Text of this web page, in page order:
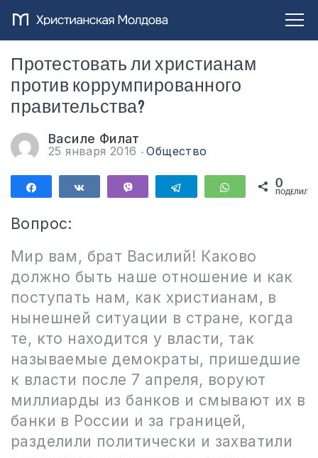
Протестовать ли христианам
против коррумпированного
правительства?
Василе Филат
25 января 2016 Общество
ПоделитьсяПоделиться Telegram WhatsApp
0
Вопрос:
Мир вам, брат Василий! Каково
должно быть наше отношение и как
поступать нам, как христианам, в
нынешней ситуации в стране, когда
те, кто находится у власти, так
называемые демократы, пришедшие
к власти после 7 апреля, воруют
миллиарды из банков и смывают их в
банки в России и за границей,
разделили политически и захватили